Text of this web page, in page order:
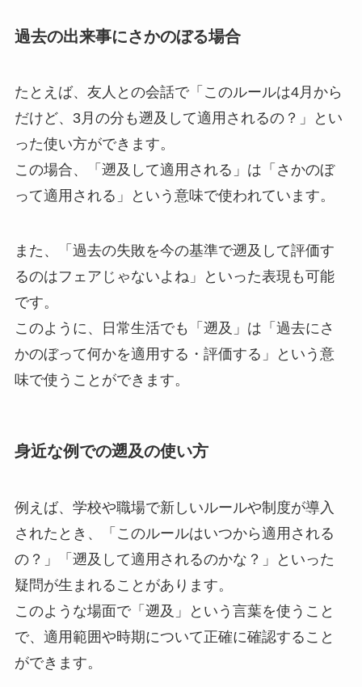
過去の出来事にさかのぼる場合
たとえば、友人との会話で「このルールは4月から
だけど、3月の分も遡及して適用されるの？」とい
った使い方ができます。
この場合、「遡及して適用される」は「さかのぼ
って適用される」という意味で使われています。
また、「過去の失敗を今の基準で遡及して評価す
るのはフェアじゃないよね」といった表現も可能
です。
このように、日常生活でも「遡及」は「過去にさ
かのぼって何かを適用する・評価する」という意
味で使うことができます。
身近な例での遡及の使い方
例えば、学校や職場で新しいルールや制度が導入
されたとき、「このルールはいつから適用される
の？」「遡及して適用されるのかな？」といった
疑問が生まれることがあります。
このような場面で「遡及」という言葉を使うこと
で、適用範囲や時期について正確に確認すること
ができます。